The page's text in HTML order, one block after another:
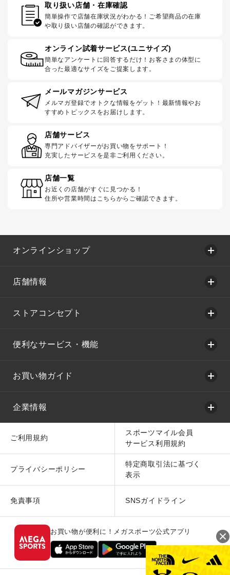
取り扱い店舗・在庫確認
簡単操作で店舗在庫状況がわかる！ご希望商品の在庫
や取り扱い店舗の確認ができます。
オンライン試着サービス(ユニサイズ)
簡単なアンケートに回答するだけ！お客さまの体型に
合った最適なサイズをご提案します。
メールマガジンサービス
メルマガ登録でオトクな情報をゲット！最新情報やお
すすめトピックスをお届けします。
店舗サービス
専門アドバイザーがお買い物をサポート！
充実したサービスを是非ご利用ください。
店舗一覧
お近くの店舗がすぐに見つかる！
住所や営業時間はこちらからご確認できます。
オンラインショップ
店舗情報
ストアコンセプト
便利なサービス・機能
お買い物ガイド
企業情報
ご利用規約
スポーツマイル会員
サービス利用規約
プライバシーポリシー
特定商取引法に基づく
表示
免責事項 SNSガイドライン
お買い物が便利に！メガスポーツ公式アプリ